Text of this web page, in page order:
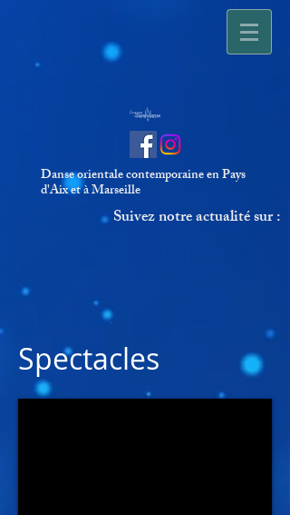
Danse orientale contemporaine en Pays
d'Aix et à Marseille
Suivez notre actualité sur :
Spectacles